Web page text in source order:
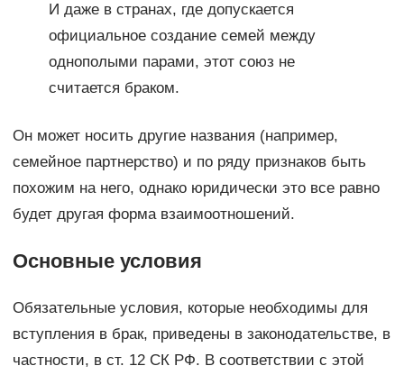
И даже в странах, где допускается
официальное создание семей между
однополыми парами, этот союз не
считается браком.
Он может носить другие названия (например,
семейное партнерство) и по ряду признаков быть
похожим на него, однако юридически это все равно
будет другая форма взаимоотношений.
Основные условия
Обязательные условия, которые необходимы для
вступления в брак, приведены в законодательстве, в
частности, в ст. 12 СК РФ. В соответствии с этой